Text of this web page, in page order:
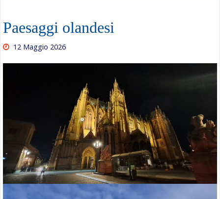
Paesaggi olandesi
12 Maggio 2026